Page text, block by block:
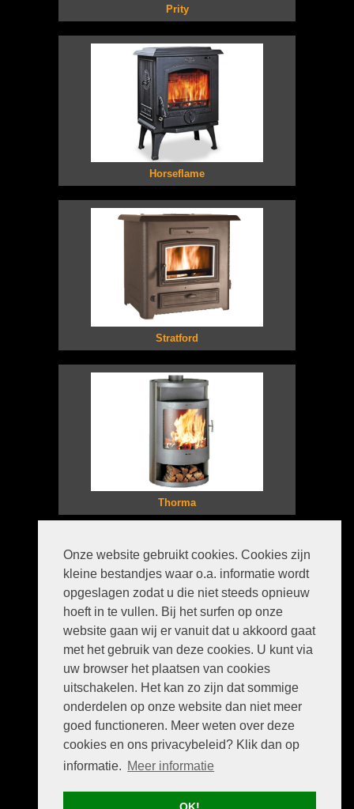
Onze website gebruikt cookies. Cookies zijn
kleine bestandjes waar o.a. informatie wordt
opgeslagen zodat u die niet steeds opnieuw
hoeft in te vullen. Bij het surfen op onze
website gaan wij er vanuit dat u akkoord gaat
met het gebruik van deze cookies. U kunt via
uw browser het plaatsen van cookies
uitschakelen. Het kan zo zijn dat sommige
onderdelen op onze website dan niet meer
goed functioneren. Meer weten over deze
cookies en ons privacybeleid? Klik dan op
informatie. Meer informatie
Prity
Horseflame
Stratford
Thorma
Privacyverklaring
Sitemap
Contact
Kortanova.nl
Kopstukken 1
9584 TE Mussel, Groningen
info@kortanova.nl
0599 - 454885